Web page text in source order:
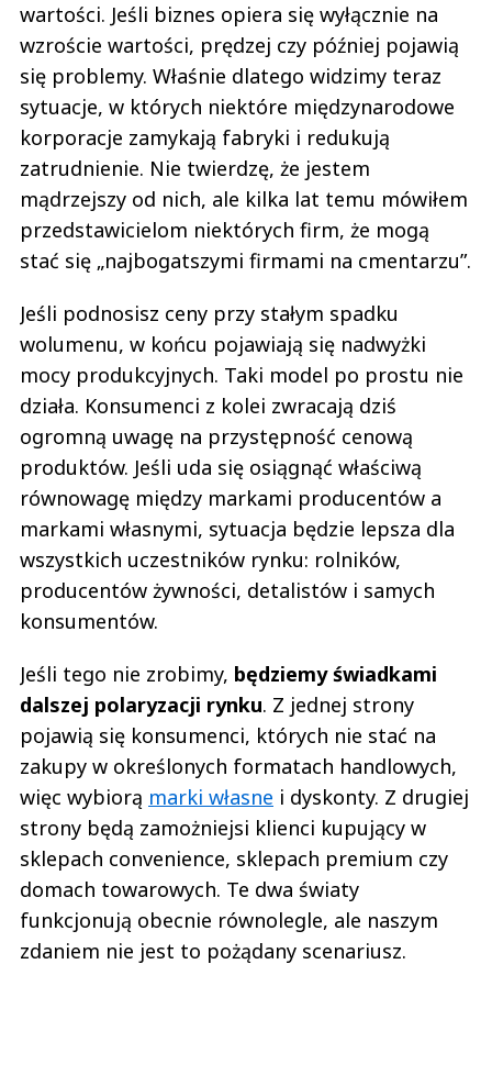
wartości. Jeśli biznes opiera się wyłącznie na
wzroście wartości, prędzej czy później pojawią
się problemy. Właśnie dlatego widzimy teraz
sytuacje, w których niektóre międzynarodowe
korporacje zamykają fabryki i redukują
zatrudnienie. Nie twierdzę, że jestem
mądrzejszy od nich, ale kilka lat temu mówiłem
przedstawicielom niektórych firm, że mogą
stać się „najbogatszymi firmami na cmentarzu”.
Jeśli podnosisz ceny przy stałym spadku
wolumenu, w końcu pojawiają się nadwyżki
mocy produkcyjnych. Taki model po prostu nie
działa. Konsumenci z kolei zwracają dziś
ogromną uwagę na przystępność cenową
produktów. Jeśli uda się osiągnąć właściwą
równowagę między markami producentów a
markami własnymi, sytuacja będzie lepsza dla
wszystkich uczestników rynku: rolników,
producentów żywności, detalistów i samych
konsumentów.
Jeśli tego nie zrobimy, będziemy świadkami
dalszej polaryzacji rynku. Z jednej strony
pojawią się konsumenci, których nie stać na
zakupy w określonych formatach handlowych,
więc wybiorą marki własne i dyskonty. Z drugiej
strony będą zamożniejsi klienci kupujący w
sklepach convenience, sklepach premium czy
domach towarowych. Te dwa światy
funkcjonują obecnie równolegle, ale naszym
zdaniem nie jest to pożądany scenariusz.